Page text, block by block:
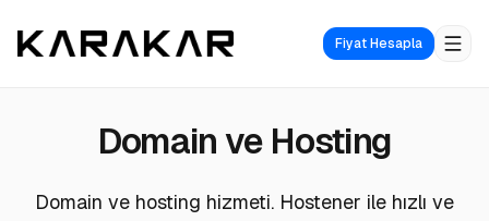
Fiyat Hesapla
Domain ve Hosting
Domain ve hosting hizmeti. Hostener ile hızlı ve